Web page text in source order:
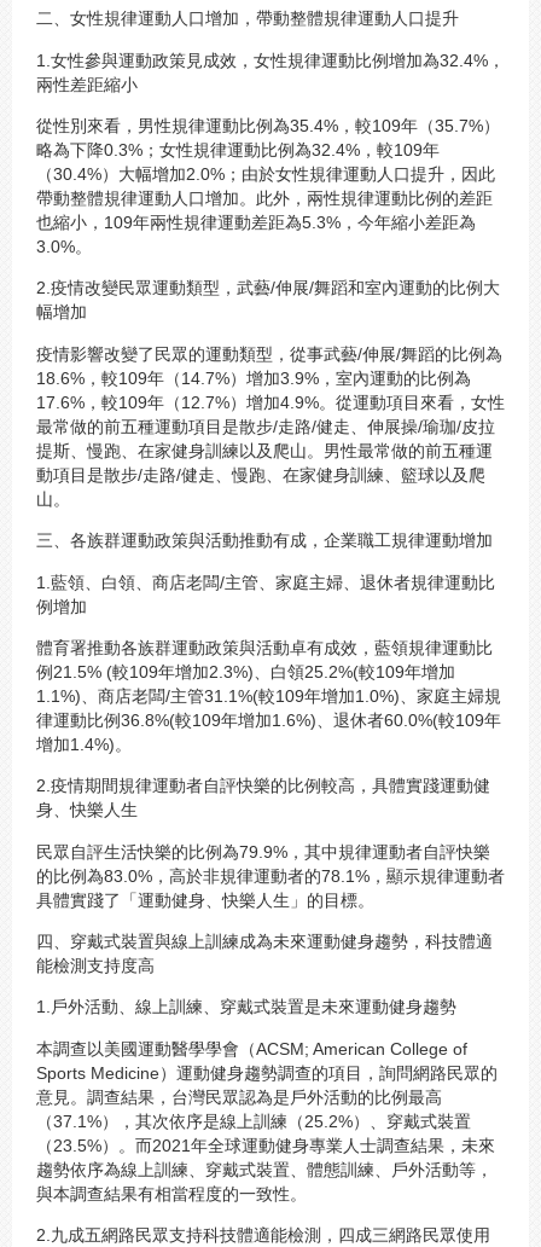
二、女性規律運動人口增加，帶動整體規律運動人口提升
1.女性參與運動政策見成效，女性規律運動比例增加為32.4%，
兩性差距縮小
從性別來看，男性規律運動比例為35.4%，較109年（35.7%）
略為下降0.3%；女性規律運動比例為32.4%，較109年
（30.4%）大幅增加2.0%；由於女性規律運動人口提升，因此
帶動整體規律運動人口增加。此外，兩性規律運動比例的差距
也縮小，109年兩性規律運動差距為5.3%，今年縮小差距為
3.0%。
2.疫情改變民眾運動類型，武藝/伸展/舞蹈和室內運動的比例大
幅增加
疫情影響改變了民眾的運動類型，從事武藝/伸展/舞蹈的比例為
18.6%，較109年（14.7%）增加3.9%，室內運動的比例為
17.6%，較109年（12.7%）增加4.9%。從運動項目來看，女性
最常做的前五種運動項目是散步/走路/健走、伸展操/瑜珈/皮拉
提斯、慢跑、在家健身訓練以及爬山。男性最常做的前五種運
動項目是散步/走路/健走、慢跑、在家健身訓練、籃球以及爬
山。
三、各族群運動政策與活動推動有成，企業職工規律運動增加
1.藍領、白領、商店老闆/主管、家庭主婦、退休者規律運動比
例增加
體育署推動各族群運動政策與活動卓有成效，藍領規律運動比
例21.5% (較109年增加2.3%)、白領25.2%(較109年增加
1.1%)、商店老闆/主管31.1%(較109年增加1.0%)、家庭主婦規
律運動比例36.8%(較109年增加1.6%)、退休者60.0%(較109年
增加1.4%)。
2.疫情期間規律運動者自評快樂的比例較高，具體實踐運動健
身、快樂人生
民眾自評生活快樂的比例為79.9%，其中規律運動者自評快樂
的比例為83.0%，高於非規律運動者的78.1%，顯示規律運動者
具體實踐了「運動健身、快樂人生」的目標。
四、穿戴式裝置與線上訓練成為未來運動健身趨勢，科技體適
能檢測支持度高
1.戶外活動、線上訓練、穿戴式裝置是未來運動健身趨勢
本調查以美國運動醫學學會（ACSM; American College of
Sports Medicine）運動健身趨勢調查的項目，詢問網路民眾的
意見。調查結果，台灣民眾認為是戶外活動的比例最高
（37.1%），其次依序是線上訓練（25.2%）、穿戴式裝置
（23.5%）。而2021年全球運動健身專業人士調查結果，未來
趨勢依序為線上訓練、穿戴式裝置、體態訓練、戶外活動等，
與本調查結果有相當程度的一致性。
2.九成五網路民眾支持科技體適能檢測，四成三網路民眾使用